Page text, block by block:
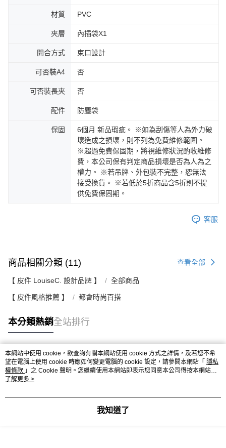
材質 PVC
夾層 內插袋X1
開合方式 束口設計
可否裝A4 否
可否裝長夾 否
配件 防塵袋
保固
6個月 新品瑕疵。 ※如為刮傷等人為外力破
壞造成之損壞，則不列為免費維修範圍。
※超過免費保固期，將視維修狀況酌收維修
費，本公司保有判定商品損壞是否為人為之
權力。 ※若吊牌、外包裝不完整，恕無法
接受換貨。 ※若低於5折商品含5折則不提
供免費保固期。
客服
商品相關分類 (11) 查看全部
【 皮件 LouiseC. 設計品牌 】 全部商品
【 皮件風格推薦 】 都會時尚百搭
本分類熱銷全站排行
熱門標籤
本網站中使用 cookie，欲查詢有關本網站使用 cookie 方式之詳情，及若您不希
望在電腦上使用 cookie 時應如何變更電腦的 cookie 設定，請參閱本網站「 隱私
權條款 」之 Cookie 聲明。您繼續使用本網站即表示您同意本公司得按本網站使
用條款之 Cookie 聲明使用 cookie。
了解更多 >
我知道了